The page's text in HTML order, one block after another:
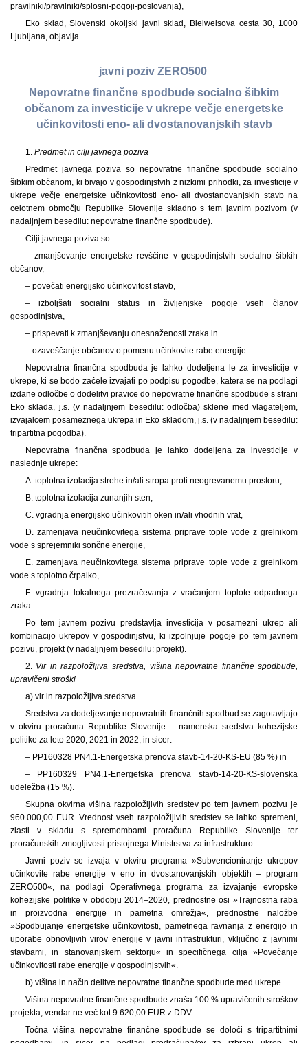
pravilniki/pravilniki/splosni-pogoji-poslovanja),
Eko sklad, Slovenski okoljski javni sklad, Bleiweisova cesta 30, 1000
Ljubljana, objavlja
javni poziv ZERO500
Nepovratne finančne spodbude socialno šibkim
občanom za investicije v ukrepe večje energetske
učinkovitosti eno- ali dvostanovanjskih stavb
1. Predmet in cilji javnega poziva
Predmet javnega poziva so nepovratne finančne spodbude socialno
šibkim občanom, ki bivajo v gospodinjstvih z nizkimi prihodki, za investicije v
ukrepe večje energetske učinkovitosti eno- ali dvostanovanjskih stavb na
celotnem območju Republike Slovenije skladno s tem javnim pozivom (v
nadaljnjem besedilu: nepovratne finančne spodbude).
Cilji javnega poziva so:
– zmanjševanje energetske revščine v gospodinjstvih socialno šibkih
občanov,
– povečati energijsko učinkovitost stavb,
– izboljšati socialni status in življenjske pogoje vseh članov
gospodinjstva,
– prispevati k zmanjševanju onesnaženosti zraka in
– ozaveščanje občanov o pomenu učinkovite rabe energije.
Nepovratna finančna spodbuda je lahko dodeljena le za investicije v
ukrepe, ki se bodo začele izvajati po podpisu pogodbe, katera se na podlagi
izdane odločbe o dodelitvi pravice do nepovratne finančne spodbude s strani
Eko sklada, j.s. (v nadaljnjem besedilu: odločba) sklene med vlagateljem,
izvajalcem posameznega ukrepa in Eko skladom, j.s. (v nadaljnjem besedilu:
tripartitna pogodba).
Nepovratna finančna spodbuda je lahko dodeljena za investicije v
naslednje ukrepe:
A. toplotna izolacija strehe in/ali stropa proti neogrevanemu prostoru,
B. toplotna izolacija zunanjih sten,
C. vgradnja energijsko učinkovitih oken in/ali vhodnih vrat,
D. zamenjava neučinkovitega sistema priprave tople vode z grelnikom
vode s sprejemniki sončne energije,
E. zamenjava neučinkovitega sistema priprave tople vode z grelnikom
vode s toplotno črpalko,
F. vgradnja lokalnega prezračevanja z vračanjem toplote odpadnega
zraka.
Po tem javnem pozivu predstavlja investicija v posamezni ukrep ali
kombinacijo ukrepov v gospodinjstvu, ki izpolnjuje pogoje po tem javnem
pozivu, projekt (v nadaljnjem besedilu: projekt).
2. Vir in razpoložljiva sredstva, višina nepovratne finančne spodbude,
upravičeni stroški
a) vir in razpoložljiva sredstva
Sredstva za dodeljevanje nepovratnih finančnih spodbud se zagotavljajo
v okviru proračuna Republike Slovenije – namenska sredstva kohezijske
politike za leto 2020, 2021 in 2022, in sicer:
– PP160328 PN4.1-Energetska prenova stavb-14-20-KS-EU (85 %) in
– PP160329 PN4.1-Energetska prenova stavb-14-20-KS-slovenska
udeležba (15 %).
Skupna okvirna višina razpoložljivih sredstev po tem javnem pozivu je
960.000,00 EUR. Vrednost vseh razpoložljivih sredstev se lahko spremeni,
zlasti v skladu s spremembami proračuna Republike Slovenije ter
proračunskih zmogljivosti pristojnega Ministrstva za infrastrukturo.
Javni poziv se izvaja v okviru programa »Subvencioniranje ukrepov
učinkovite rabe energije v eno in dvostanovanjskih objektih – program
ZERO500«, na podlagi Operativnega programa za izvajanje evropske
kohezijske politike v obdobju 2014–2020, prednostne osi »Trajnostna raba
in proizvodna energije in pametna omrežja«, prednostne naložbe
»Spodbujanje energetske učinkovitosti, pametnega ravnanja z energijo in
uporabe obnovljivih virov energije v javni infrastrukturi, vključno z javnimi
stavbami, in stanovanjskem sektorju« in specifičnega cilja »Povečanje
učinkovitosti rabe energije v gospodinjstvih«.
b) višina in način delitve nepovratne finančne spodbude med ukrepe
Višina nepovratne finančne spodbude znaša 100 % upravičenih stroškov
projekta, vendar ne več kot 9.620,00 EUR z DDV.
Točna višina nepovratne finančne spodbude se določi s tripartitnimi